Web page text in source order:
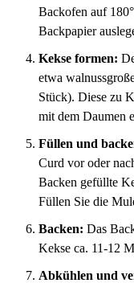
Backofen auf
Backpapier
Kekse formen:
etwa
Stück). Diese zu
mit dem Daumen
Füllen und
Curd vor oder
Backen gefüllte
Füllen Sie die
Backen: Das
Kekse ca. 11-12
Abkühlen und